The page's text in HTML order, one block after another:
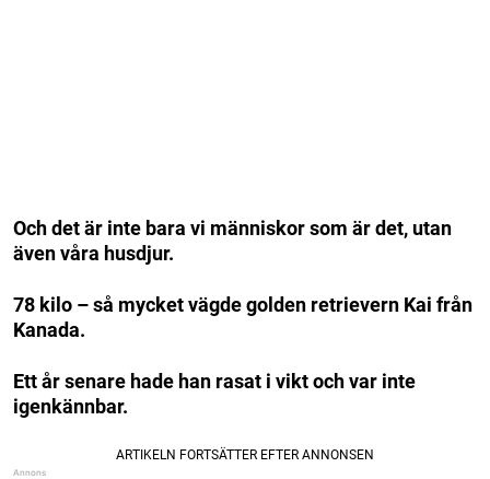
Och det är inte bara vi människor som är det, utan
även våra husdjur.
78 kilo – så mycket vägde golden retrievern Kai från
Kanada.
Ett år senare hade han rasat i vikt och var inte
igenkännbar.